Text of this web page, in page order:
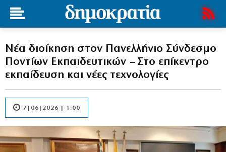
Νέα διοίκηση στον Πανελλήνιο Σύνδεσμο
Ποντίων Εκπαιδευτικών – Στο επίκεντρο
εκπαίδευση και νέες τεχνολογίες
7|06|2026 | 1:00